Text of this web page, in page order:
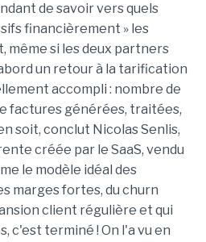
de savoir vers quels
financièrement » les
même si les deux partners
un retour à la tarification
accompli : nombre de
factures générées, traitées,
soit, conclut Nicolas Senlis,
créée par le SaaS, vendu
le modèle idéal des
marges fortes, du churn
client régulière et qui
c'est terminé ! On l'a vu en